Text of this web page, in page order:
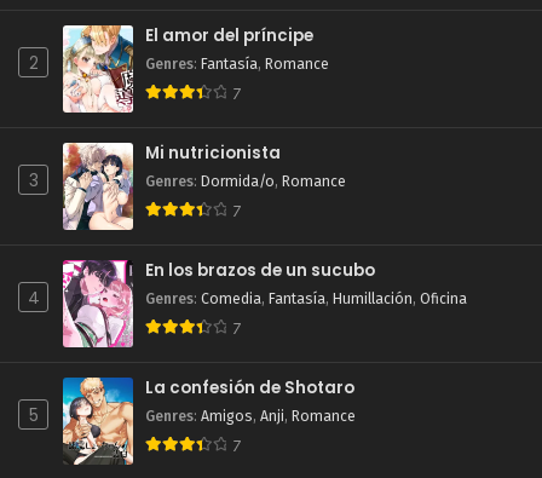
2
El amor del príncipe
Genres: Fantasía, Romance
7
3
Mi nutricionista
Genres: Dormida/o, Romance
7
4
En los brazos de un sucubo
Genres: Comedia, Fantasía, Humillación, Oficina
7
5
La confesión de Shotaro
Genres: Amigos, Anji, Romance
7